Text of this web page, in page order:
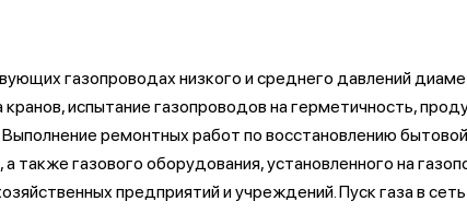
газопроводах низкого и среднего давлений
испытание газопроводов на герметичность,
ремонтных работ по восстановлению
также газового оборудования, установленного на
предприятий и учреждений. Пуск газа в